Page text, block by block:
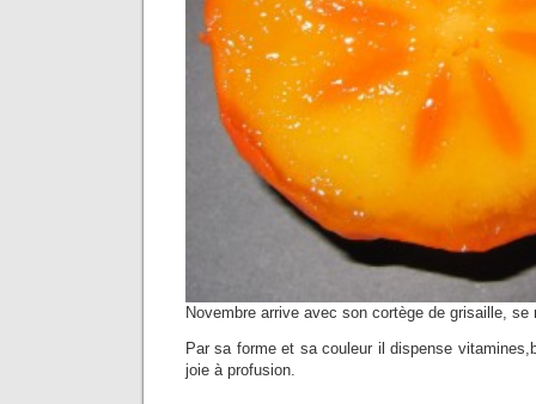
Novembre arrive avec son cortège de grisaille,
Par sa forme et sa couleur il dispense
joie à profusion.